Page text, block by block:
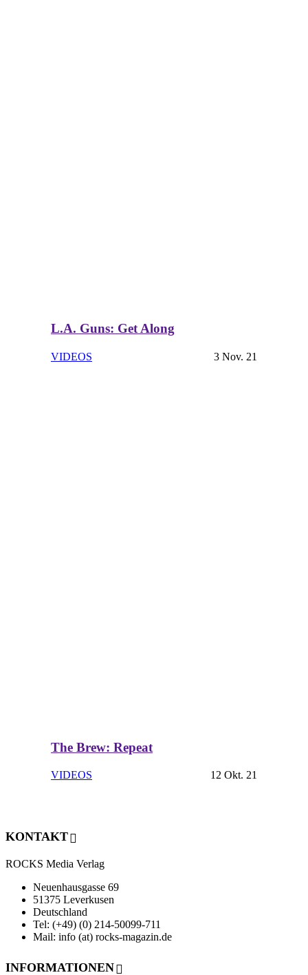
L.A. Guns: Get Along
VIDEOS 3 Nov. 21
The Brew: Repeat
VIDEOS 12 Okt. 21
KONTAKT
ROCKS Media Verlag
Neuenhausgasse 69
51375 Leverkusen
Deutschland
Tel: (+49) (0) 214-50099-711
Mail: info (at) rocks-magazin.de
INFORMATIONEN